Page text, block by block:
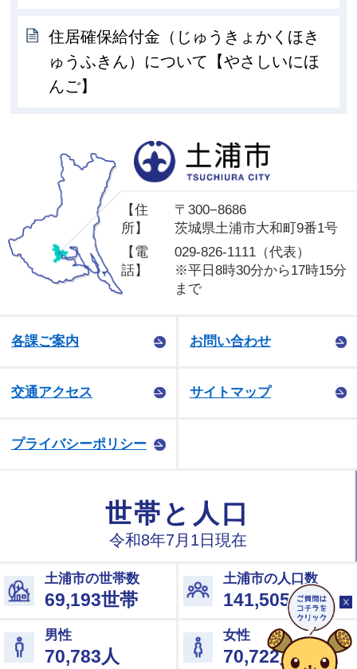
住居確保給付金（じゅうきょかくほき
ゅうふきん）について【やさしいにほ
んご】
【住
所】
〒300−8686
茨城県土浦市大和町9番1号
【電
話】
029-826-1111（代表）
※平日8時30分から17時15分
まで
各課ご案内 お問い合わせ
交通アクセス サイトマップ
プライバシーポリシー